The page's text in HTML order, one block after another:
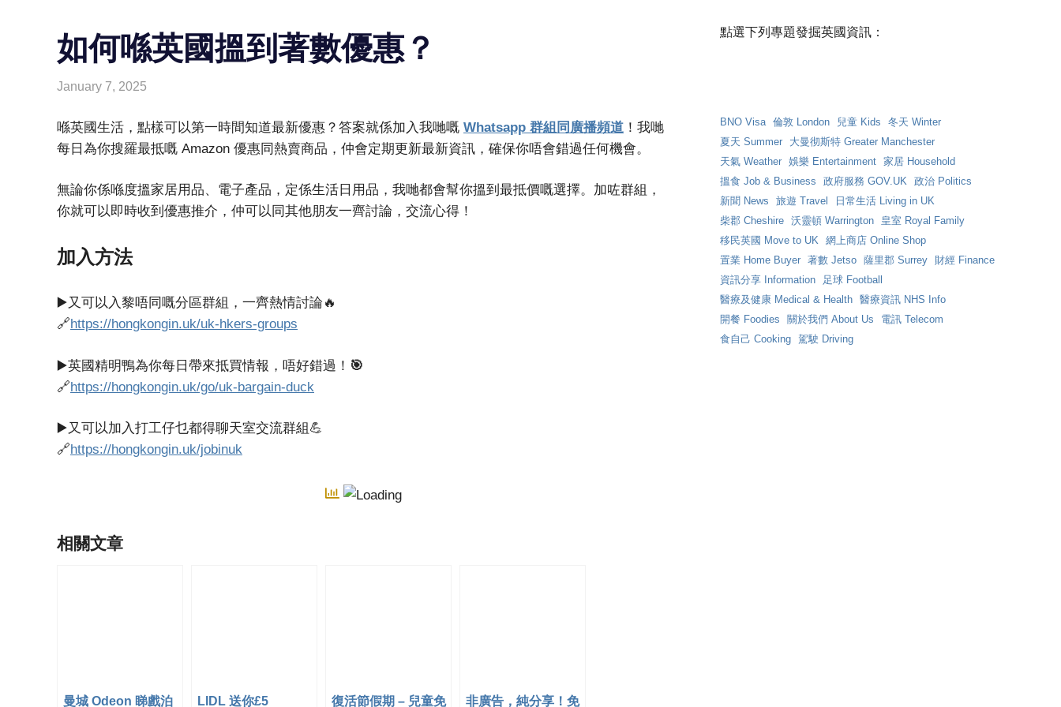
如何喺英國搵到著數優惠？
January 7, 2025
喺英國生活，點樣可以第一時間知道最新優惠？答案就係加入我哋嘅 Whatsapp 群組同廣播頻道 ！我哋
每日為你搜羅最抵嘅 Amazon 優惠同熱賣商品，仲會定期更新最新資訊，確保你唔會錯過任何機會。
無論你係喺度搵家居用品、電子產品，定係生活日用品，我哋都會幫你搵到最抵價嘅選擇。加咗群組，
你就可以即時收到優惠推介，仲可以同其他朋友一齊討論，交流心得！
加入方法
▶️又可以入黎唔同嘅分區群組，一齊熱情討論🔥
🔗https://hongkongin.uk/uk-hkers-groups
▶️英國精明鴨為你每日帶來抵買情報，唔好錯過！ 🎯
🔗https://hongkongin.uk/go/uk-bargain-duck
▶️又可以加入打工仔乜都得聊天室交流群組💪
🔗https://hongkongin.uk/jobinuk
相關文章
曼城 Odeon 睇戲泊 LIDL 送你£5 復活節假期 – 兒童免 非廣告，純分享！免
點選下列專題發掘英國資訊：
BNO Visa 倫敦 London 兒童 Kids
冬天 Winter
夏天 Summer
大曼彻斯特 Greater Manchester
天氣 Weather 娛樂 Entertainment 家居 Household
搵食 Job & Business
政府服務 GOV.UK 政治 Politics
新聞 News
旅遊 Travel
日常生活 Living in UK
柴郡 Cheshire 沃靈頓 Warrington
皇室 Royal Family
移民英國 Move to UK 網上商店 Online Shop
置業 Home Buyer 著數 Jetso 薩里郡 Surrey
財經 Finance
資訊分享 Information
足球 Football
醫療及健康 Medical & Health 醫療資訊 NHS Info
開餐 Foodies
關於我們 About Us
電訊 Telecom
食自己 Cooking
駕駛 Driving